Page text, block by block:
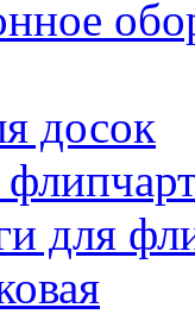
досок
для